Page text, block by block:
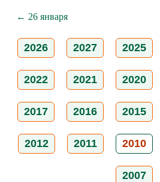
← 26 января
2026 2027 2025
2022 2021 2020
2017 2016 2015
2012 2011 2010
2007